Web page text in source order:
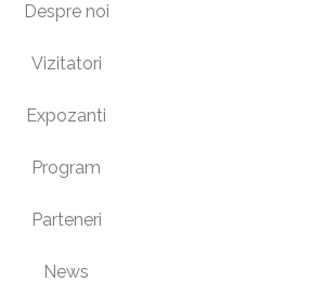
Despre noi
Vizitatori
Expozanti
Program
Parteneri
News